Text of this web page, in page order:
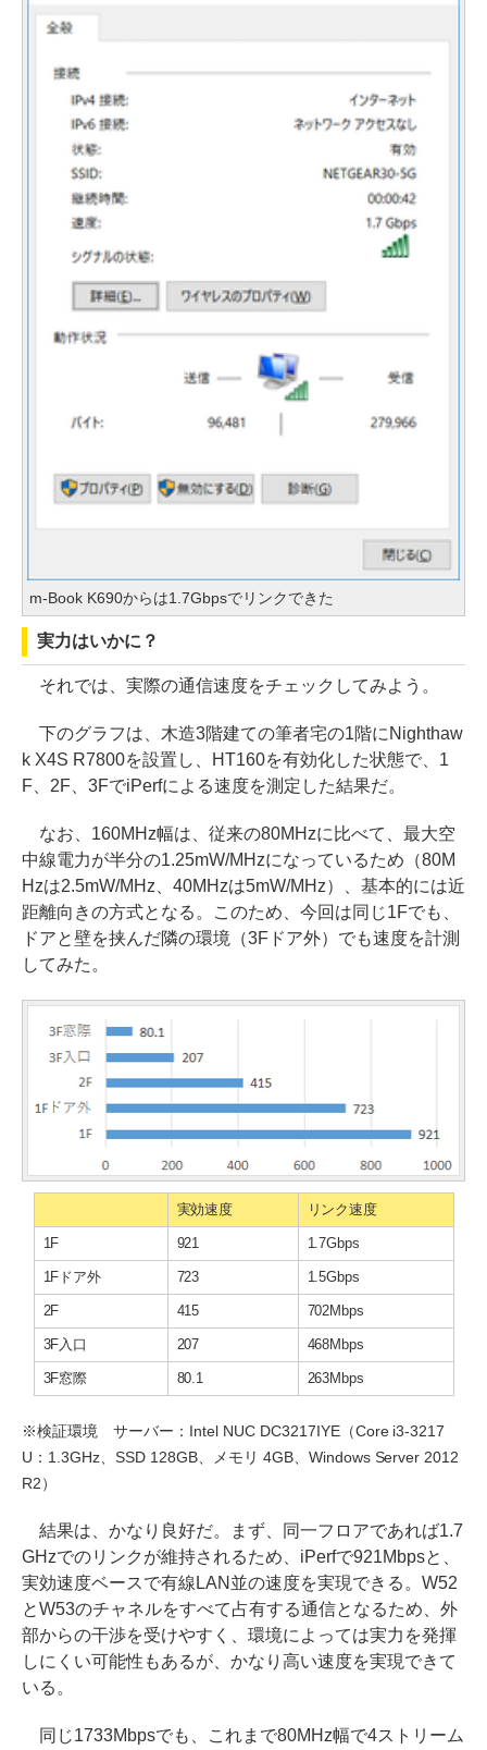
m-Book K690からは1.7Gbpsでリンクできた
実力はいかに？
それでは、実際の通信速度をチェックしてみよう。
下のグラフは、木造3階建ての筆者宅の1階にNighthaw
k X4S R7800を設置し、HT160を有効化した状態で、1
F、2F、3FでiPerfによる速度を測定した結果だ。
なお、160MHz幅は、従来の80MHzに比べて、最大空
中線電力が半分の1.25mW/MHzになっているため（80M
Hzは2.5mW/MHz、40MHzは5mW/MHz）、基本的には近
距離向きの方式となる。このため、今回は同じ1Fでも、
ドアと壁を挟んだ隣の環境（3Fドア外）でも速度を計測
してみた。
実効速度 リンク速度
1F 921 1.7Gbps
1Fドア外 723 1.5Gbps
2F 415 702Mbps
3F入口 207 468Mbps
3F窓際 80.1 263Mbps
※検証環境 サーバー：Intel NUC DC3217IYE（Core i3-3217
U：1.3GHz、SSD 128GB、メモリ 4GB、Windows Server 2012
R2）
結果は、かなり良好だ。まず、同一フロアであれば1.7
GHzでのリンクが維持されるため、iPerfで921Mbpsと、
実効速度ベースで有線LAN並の速度を実現できる。W52
とW53のチャネルをすべて占有する通信となるため、外
部からの干渉を受けやすく、環境によっては実力を発揮
しにくい可能性もあるが、かなり高い速度を実現できて
いる。
同じ1733Mbpsでも、これまで80MHz幅で4ストリーム